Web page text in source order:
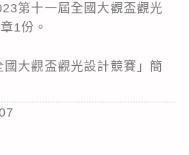
第十一屆全國大觀盃觀光
1份。
國大觀盃觀光設計競賽」簡